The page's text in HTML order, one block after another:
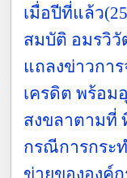
เมื่อปีที่แล้ว
สมบัติ อมรวิ
แถลงข่าวกา
เครดิต พร้อ
สงขลาตามที่
กรณีการกระ
ข่ายขององค์